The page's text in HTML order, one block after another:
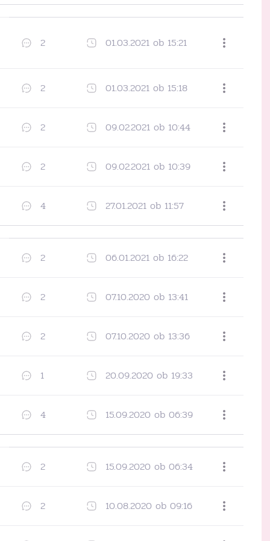
Dodaj med priljubljene
2 01.03.2021 ob 15:21
2 01.03.2021 ob 15:18
Dodaj med priljubljene
2 09.02.2021 ob 10:44
Dodaj med priljubljene
2 09.02.2021 ob 10:39
Dodaj med priljubljene
4 27.01.2021 ob 11:57
Dodaj med priljubljene
2 06.01.2021 ob 16:22
Dodaj med priljubljene
2 07.10.2020 ob 13:41
Dodaj med priljubljene
2 07.10.2020 ob 13:36
Dodaj med priljubljene
1 20.09.2020 ob 19:33
Dodaj med priljubljene
4 15.09.2020 ob 06:39
Dodaj med priljubljene
2 15.09.2020 ob 06:34
Dodaj med priljubljene
2 10.08.2020 ob 09:16